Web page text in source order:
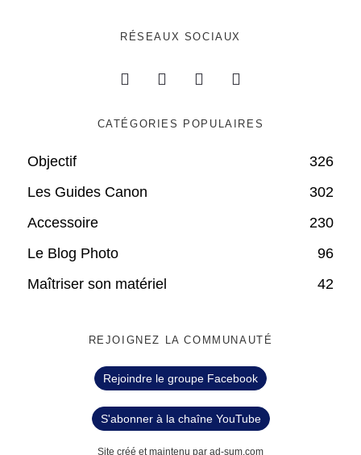
RÉSEAUX SOCIAUX
CATÉGORIES POPULAIRES
Objectif
326
Les Guides Canon
302
Accessoire
230
Le Blog Photo
96
Maîtriser son matériel
42
REJOIGNEZ LA COMMUNAUTÉ
Rejoindre le groupe Facebook
S'abonner à la chaîne YouTube
Site créé et maintenu par ad-sum.com